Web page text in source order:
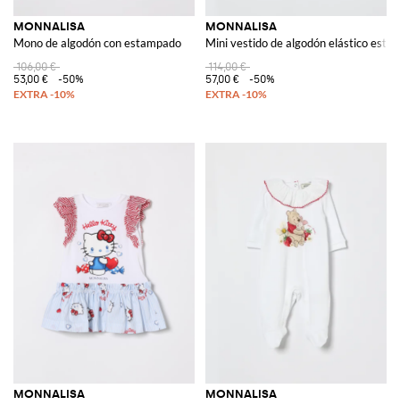
MONNALISA
Mono de algodón con estampado
106,00 €
53,00 €
-50%
MONNALISA
Mini vestido de algodón elástico
114,00 €
57,00 €
-50%
MONNALISA MONNALISA